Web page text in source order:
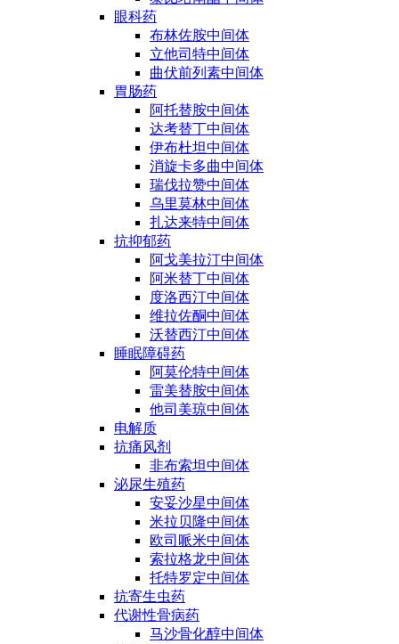
眼科药
布林佐胺中间体
立他司特中间体
曲伏前列素中间体
胃肠药
阿托替胺中间体
达考替丁中间体
伊布杜坦中间体
消旋卡多曲中间体
瑞伐拉赞中间体
乌里莫林中间体
扎达来特中间体
抗抑郁药
阿戈美拉汀中间体
阿米替丁中间体
度洛西汀中间体
维拉佐酮中间体
沃替西汀中间体
睡眠障碍药
阿莫伦特中间体
雷美替胺中间体
他司美琼中间体
电解质
抗痛风剂
非布索坦中间体
泌尿生殖药
安妥沙星中间体
米拉贝隆中间体
欧司哌米中间体
索拉格龙中间体
托特罗定中间体
抗寄生虫药
代谢性骨病药
马沙骨化醇中间体